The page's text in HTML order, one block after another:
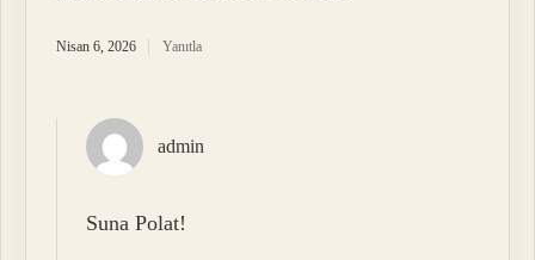
Nisan 6, 2026 Yanıtla
admin
Suna Polat!